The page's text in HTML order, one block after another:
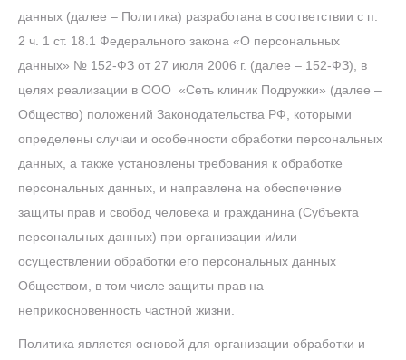
данных (далее – Политика) разработана в соответствии с п.
2 ч. 1 ст. 18.1 Федерального закона «О персональных
данных» № 152-ФЗ от 27 июля 2006 г. (далее – 152-ФЗ), в
целях реализации в ООО «Сеть клиник Подружки» (далее –
Общество) положений Законодательства РФ, которыми
определены случаи и особенности обработки персональных
данных, а также установлены требования к обработке
персональных данных, и направлена на обеспечение
защиты прав и свобод человека и гражданина (Субъекта
персональных данных) при организации и/или
осуществлении обработки его персональных данных
Обществом, в том числе защиты прав на
неприкосновенность частной жизни.
Политика является основой для организации обработки и